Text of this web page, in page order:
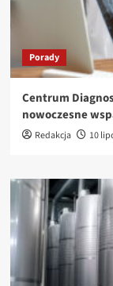
Porady
Centrum
nowoczesne
Redakcja 10